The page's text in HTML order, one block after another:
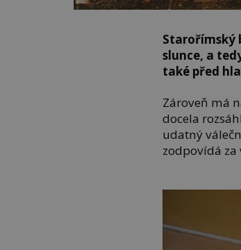
Starořímský
slunce, a
také před
Zároveň má
docela
udatný
zodpovídá za